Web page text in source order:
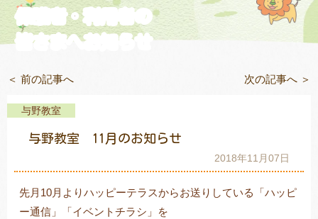
支援事例
教室一覧
保護者・利用者の
皆さまへお知らせ
＜ 前の記事へ 次の記事へ ＞
与野教室
与野教室 11月のお知らせ
2018年11月07日
先月10月よりハッピーテラスからお送りしている「ハッピ
ー通信」「イベントチラシ」を